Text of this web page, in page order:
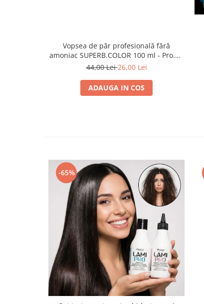
Vopsea de păr profesională fără
amoniac SUPERB.COLOR 100 ml - Pro.Co
- 10/1 BLOND EXTRA DESCHIS CENUSIU
44,00 Lei26,00 Lei
ADAUGA IN COS
-65%